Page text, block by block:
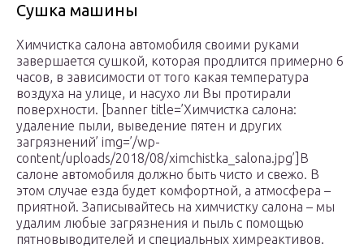
Сушка машины
Химчистка салона автомобиля своими руками
завершается сушкой, которая продлится примерно 6
часов, в зависимости от того какая температура
воздуха на улице, и насухо ли Вы протирали
поверхности. [banner title=’Химчистка салона:
удаление пыли, выведение пятен и других
загрязнений’ img=’/wp-
content/uploads/2018/08/ximchistka_salona.jpg’]В
салоне автомобиля должно быть чисто и свежо. В
этом случае езда будет комфортной, а атмосфера –
приятной. Записывайтесь на химчистку салона – мы
удалим любые загрязнения и пыль с помощью
пятновыводителей и специальных химреактивов.